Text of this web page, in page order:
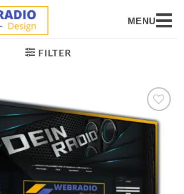
MENU
FILTER
Auf die
Wunschliste